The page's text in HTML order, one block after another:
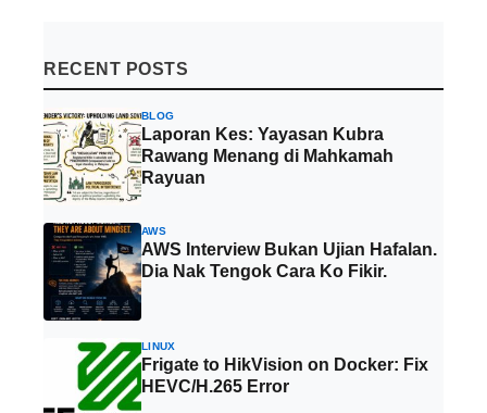
RECENT POSTS
BLOG
Laporan Kes: Yayasan Kubra
Rawang Menang di Mahkamah
Rayuan
AWS
AWS Interview Bukan Ujian Hafalan.
Dia Nak Tengok Cara Ko Fikir.
LINUX
Frigate to HikVision on Docker: Fix
HEVC/H.265 Error